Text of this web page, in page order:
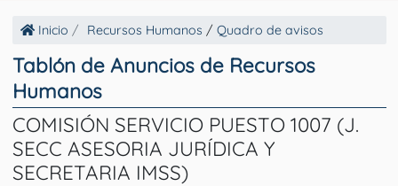
Inicio Recursos Humanos / Quadro de avisos
Tablón de Anuncios de Recursos
Humanos
COMISIÓN SERVICIO PUESTO 1007 (J.
SECC ASESORIA JURÍDICA Y
SECRETARIA IMSS)